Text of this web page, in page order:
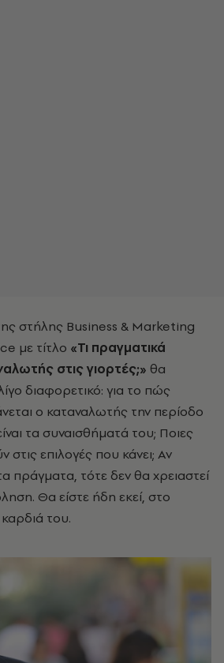
στήλης Business & Marketing
με τίτλο «Τι πραγματικά
στις γιορτές;» θα
διαφορετικό: για το πώς
ο καταναλωτής την περίοδο
τα συναισθήματά του; Ποιες
στις επιλογές που κάνει; Αν
πράγματα, τότε δεν θα χρειαστεί
Θα είστε ήδη εκεί, στο
του.